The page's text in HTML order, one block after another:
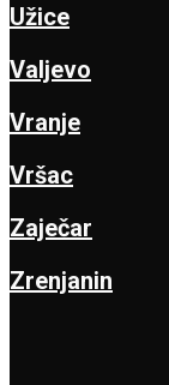
Užice
Valjevo
Vranje
Vršac
Zaječar
Zrenjanin